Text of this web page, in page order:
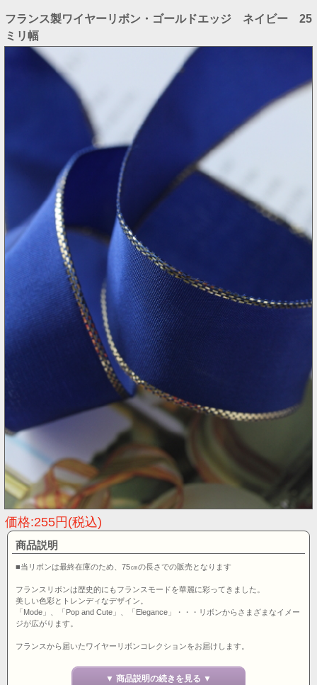
フランス製ワイヤーリボン・ゴールドエッジ ネイビー 25
ミリ幅
価格:255円(税込)
商品説明
■当リボンは最終在庫のため、75㎝の長さでの販売となります
フランスリボンは歴史的にもフランスモードを華麗に彩ってきました。
美しい色彩とトレンディなデザイン。
「Mode」、「Pop and Cute」、「Elegance」・・・リボンからさまざまなイメー
ジが広がります。
フランスから届いたワイヤーリボンコレクションをお届けします。
格調のある雰囲気に。
▼ 商品説明の続きを見る ▼